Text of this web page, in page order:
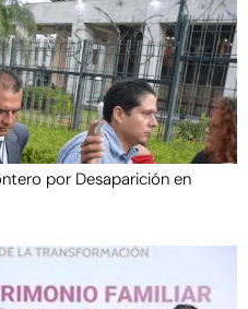
por Desaparición en